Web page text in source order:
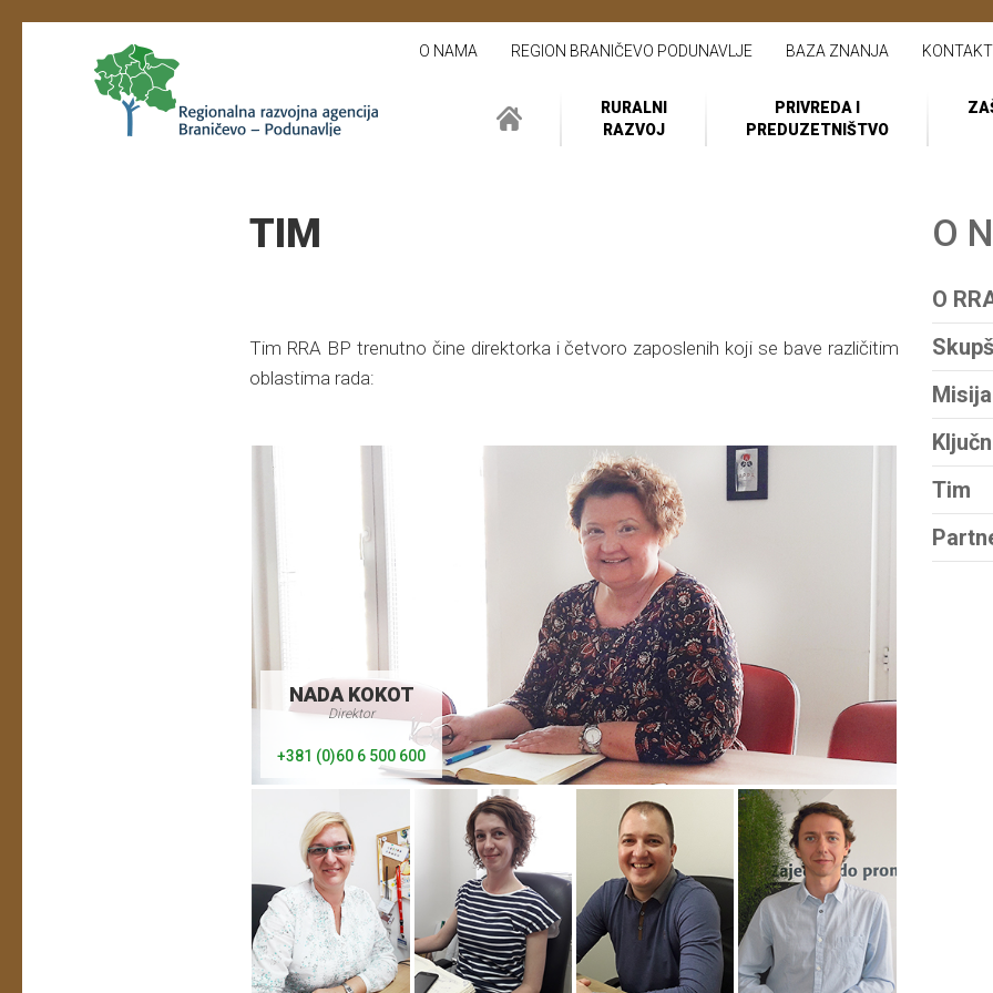
O NAMA REGION BRANIČEVO PODUNAVLJE BAZA ZNANJA KONTAKT
RURALNI
RAZVOJ
PRIVREDA I
PREDUZETNIŠTVO
TIM
Tim RRA BP trenutno čine direktorka i četvoro zaposlenih koji se bave različitim
oblastima rada:
NADA KOKOT
Direktor
+381 (0)60 6 500 600
O
O
Misija
Tim